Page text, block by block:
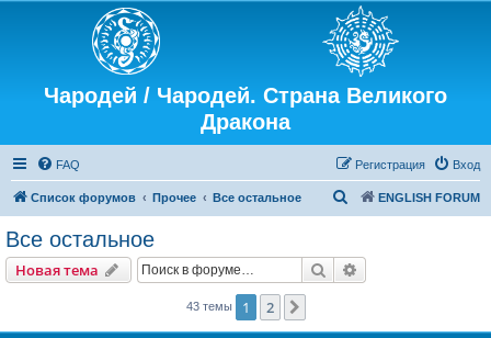
Чародей / Чародей. Страна Великого
Дракона
FAQ Вход
Регистрация
Список форумов Прочее Все остальное ENGLISH FORUM
с
Все остальное
Новая тема Поиск
43 темы 1 2